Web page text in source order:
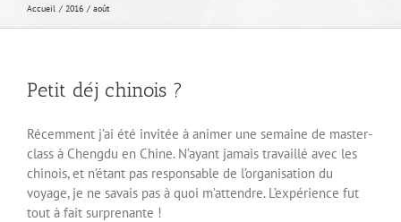
Accueil 2016 août
Petit déj chinois ?
Récemment j’ai été invitée à animer une semaine de master-
class à Chengdu en Chine. N’ayant jamais travaillé avec les
chinois, et n’étant pas responsable de l’organisation du
voyage, je ne savais pas à quoi m’attendre. L’expérience fut
tout à fait surprenante !